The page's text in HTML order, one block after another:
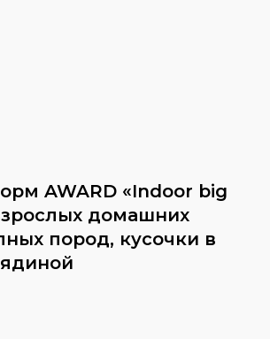
AWARD «Indoor big
домашних
пород, кусочки в